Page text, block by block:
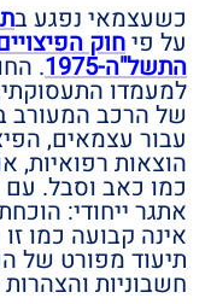
כשעצמאי נפגע ב
על פיחוק
התשל"ה-1975 .
למעמדו
של הרכב המעורב
עבור עצמאים,
הוצאות רפואיות,
כמו כאב וסבל.
אתגר ייחודי:
אינה קבועה כמו
תיעוד מפורט של
חשבוניות והצהרות